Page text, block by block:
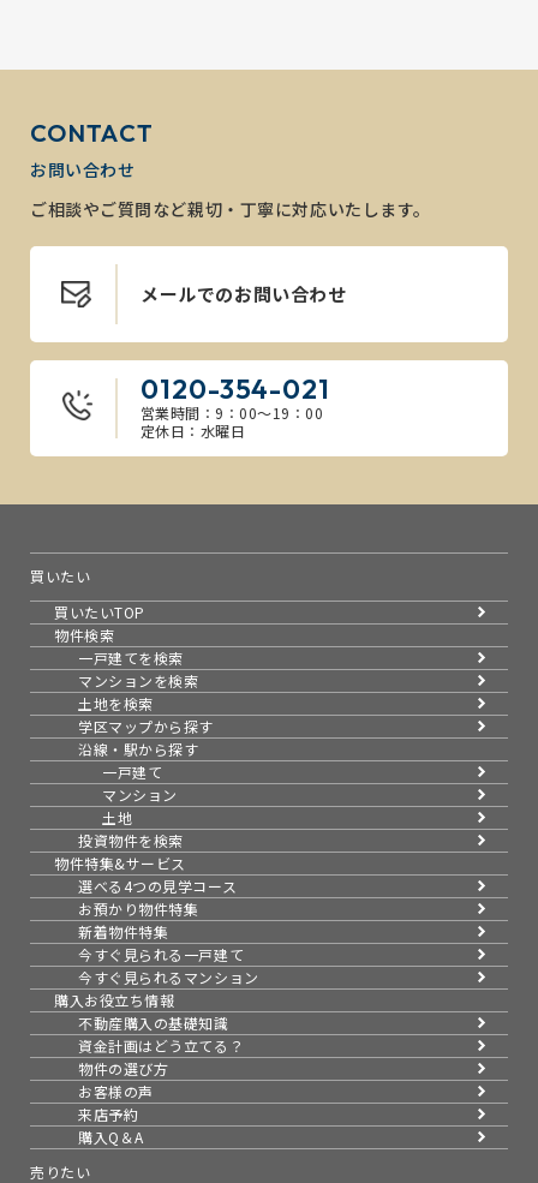
CONTACT
お問い合わせ
ご相談やご質問など親切・丁寧に対応いたします。
メールでのお問い合わせ
0120-354-021
営業時間：9：00～19：00
定休日：水曜日
買いたい
買いたいTOP
物件検索
一戸建てを検索
マンションを検索
土地を検索
学区マップから探す
沿線・駅から探す
一戸建て
マンション
土地
投資物件を検索
物件特集&サービス
選べる4つの見学コース
お預かり物件特集
新着物件特集
今すぐ見られる一戸建て
今すぐ見られるマンション
購入お役立ち情報
不動産購入の基礎知識
資金計画はどう立てる？
物件の選び方
お客様の声
来店予約
購入Q＆A
売りたい